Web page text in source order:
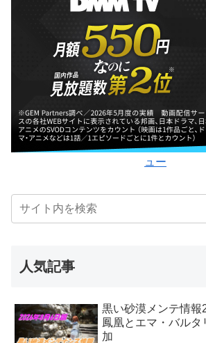
ュー
人気記事
黒い砂漠メンテ情報
鳳凰とエマ・バルタ
加